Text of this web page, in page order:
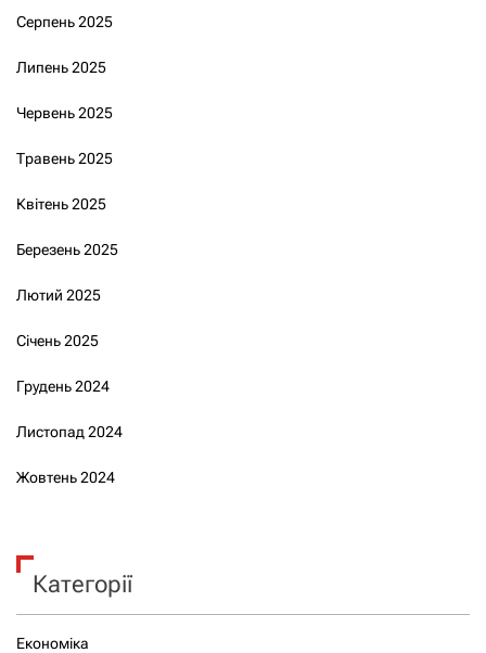
Серпень 2025
Липень 2025
Червень 2025
Травень 2025
Квітень 2025
Березень 2025
Лютий 2025
Січень 2025
Грудень 2024
Листопад 2024
Жовтень 2024
Категорії
Економіка